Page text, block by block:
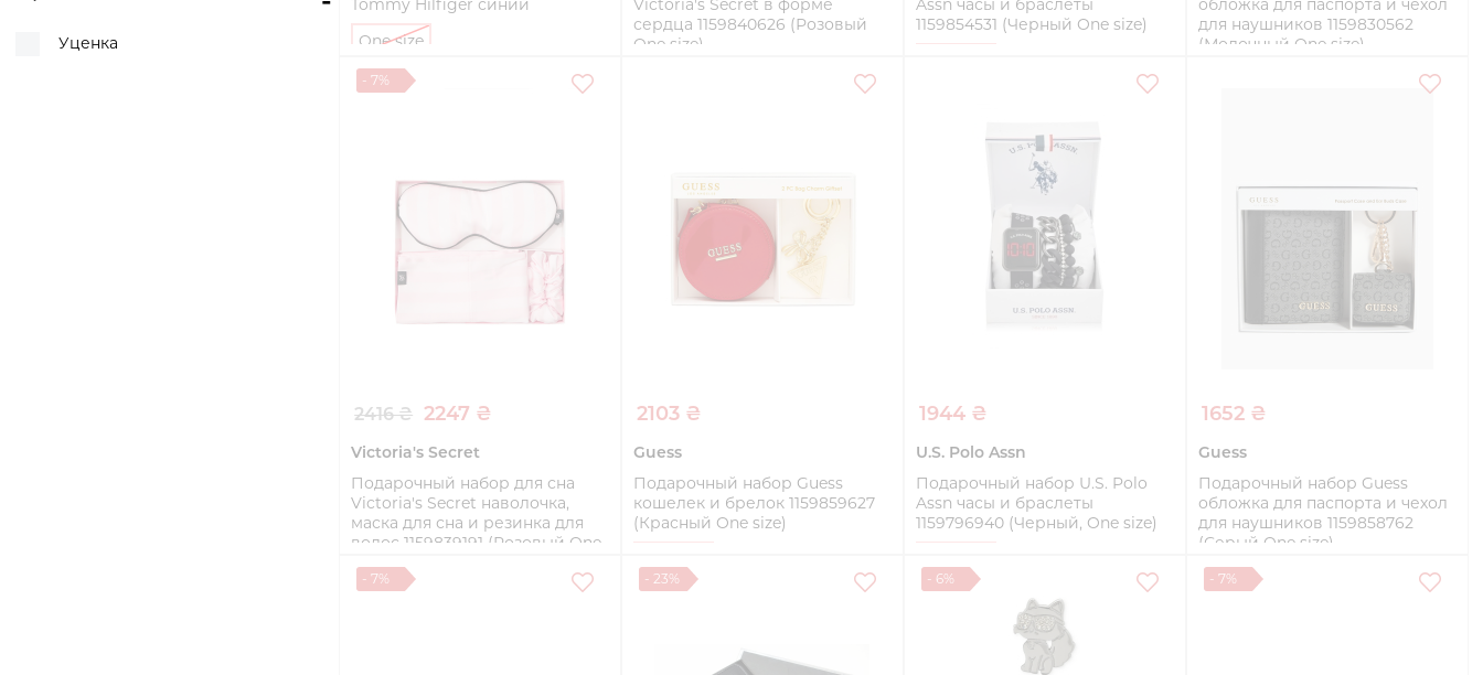
Уценка
Tommy Hilfiger синий
One size
Victoria's Secret в форме
сердца 1159840626 (Розовый
One size)
Assn часы и браслеты
1159854531 (Черный One size)
обложка для паспорта и чехол
для наушников 1159830562
(Молочный One size)
- 7%
2416 ₴ 2247 ₴
Victoria's Secret
Подарочный набор для сна
Victoria's Secret наволочка,
маска для сна и резинка для
волос 1159839191 (Розовый One
size)
2103 ₴
Guess
Подарочный набор Guess
кошелек и брелок 1159859627
(Красный One size)
1944 ₴
U.S. Polo Assn
Подарочный набор U.S. Polo
Assn часы и браслеты
1159796940 (Черный, One size)
Купить
1652 ₴
Guess
Подарочный набор Guess
обложка для паспорта и чехол
для наушников 1159858762
(Серый One size)
One size
- 7% - 23% - 6% - 7%